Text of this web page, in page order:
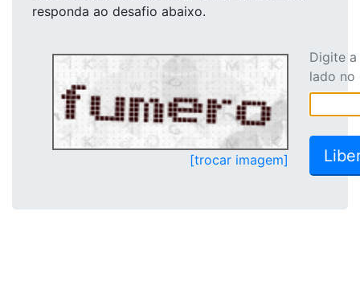
responda ao desafio abaixo.
[trocar imagem]
Digite
lado no